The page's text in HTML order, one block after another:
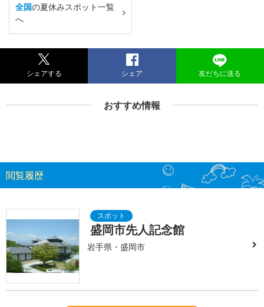
全国の夏休みスポット一覧
へ
シェアする シェア 友だちに送る
おすすめ情報
閲覧履歴
盛岡市先人記念館
岩手県・盛岡市